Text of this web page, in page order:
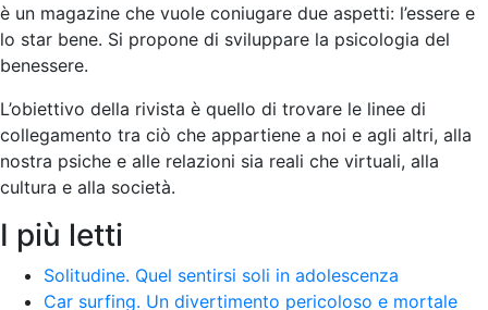
è un magazine che vuole coniugare due aspetti: l’essere e
lo star bene. Si propone di sviluppare la psicologia del
benessere.
L’obiettivo della rivista è quello di trovare le linee di
collegamento tra ciò che appartiene a noi e agli altri, alla
nostra psiche e alle relazioni sia reali che virtuali, alla
cultura e alla società.
I più letti
Solitudine. Quel sentirsi soli in adolescenza
Car surfing. Un divertimento pericoloso e mortale